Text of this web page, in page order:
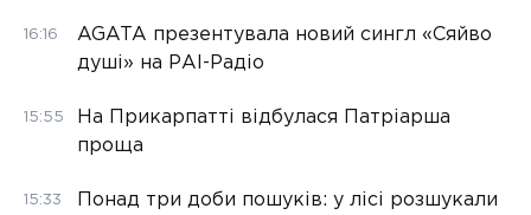
16:16
AGATA презентувала новий сингл «Сяйво
душі» на РАІ-Радіо
15:55
На Прикарпатті відбулася Патріарша
проща
15:33
Понад три доби пошуків: у лісі розшукали